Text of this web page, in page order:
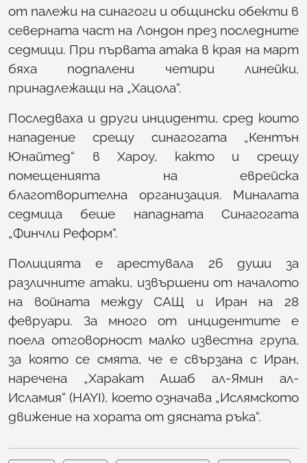
от палежи на синагоги и общински обекти в
северната част на Лондон през последните
седмици. При първата атака в края на март
бяха подпалени четири линейки,
принадлежащи на „Хацола“.
Последваха и други инциденти, сред които
нападение срещу синагогата „Кентън
Юнайтед“ в Хароу, както и срещу
помещенията на еврейска
благотворителна организация. Миналата
седмица беше нападната Синагогата
„Финчли Реформ“.
Полицията е арестувала 26 души за
различните атаки, извършени от началото
на войната между САЩ и Иран на 28
февруари. За много от инцидентите е
поела отговорност малко известна група,
за която се смята, че е свързана с Иран,
наречена „Харакат Ашаб ал-Ямин ал-
Исламия“ (HAYI), което означава „Ислямското
движение на хората от дясната ръка“.